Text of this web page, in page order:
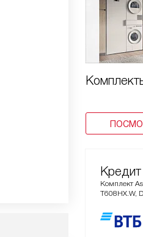
Комплект
T608HX.W,